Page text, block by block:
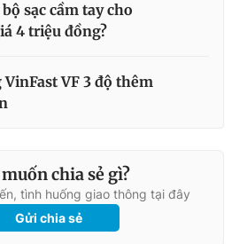
sạc cầm tay cho
4 triệu đồng?
VF 3 độ thêm
chia sẻ gì?
tình huống giao thông tại đây
Gửi chia sẻ